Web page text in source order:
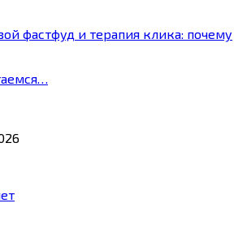
фастфуд и терапия клика: почему